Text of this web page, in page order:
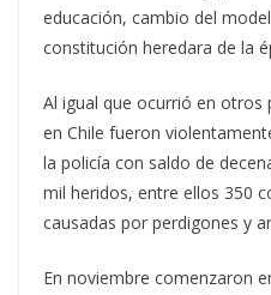
educación, cambio del
constitución heredara de la
Al igual que ocurrió en otros
en Chile fueron
la policía con saldo de
mil heridos, entre ellos 350
causadas por perdigones y
En noviembre comenzaron